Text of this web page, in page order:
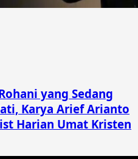
yang Sedang
Karya Arief Arianto
Harian Umat Kristen